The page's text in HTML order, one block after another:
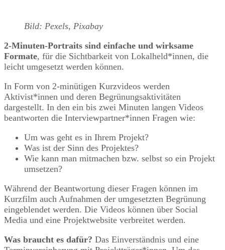
Bild: Pexels, Pixabay
2-Minuten-Portraits sind einfache und wirksame
Formate, für die Sichtbarkeit von Lokalheld*innen, die
leicht umgesetzt werden können.
In Form von 2-minütigen Kurzvideos werden
Aktivist*innen und deren Begrünungsaktivitäten
dargestellt. In den ein bis zwei Minuten langen Videos
beantworten die Interviewpartner*innen Fragen wie:
Um was geht es in Ihrem Projekt?
Was ist der Sinn des Projektes?
Wie kann man mitmachen bzw. selbst so ein Projekt
umsetzen?
Während der Beantwortung dieser Fragen können im
Kurzfilm auch Aufnahmen der umgesetzten Begrünung
eingeblendet werden. Die Videos können über Social
Media und eine Projektwebsite verbreitet werden.
Was braucht es dafür? Das Einverständnis und eine